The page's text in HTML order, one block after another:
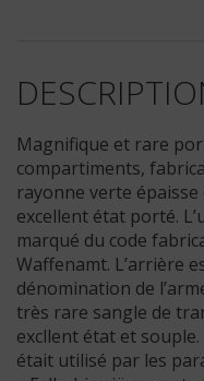
Magnifique et rare
compartiments,
rayonne verte
excellent état porté.
marqué du code
Waffenamt. L’arrière
dénomination de
très rare sangle de
excllent état et
était utilisé par les